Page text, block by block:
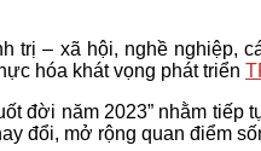
trị – xã hội, nghề nghiệp,
hóa khát vọng phát triển
đời năm 2023” nhằm tiếp
đổi, mở rộng quan điểm